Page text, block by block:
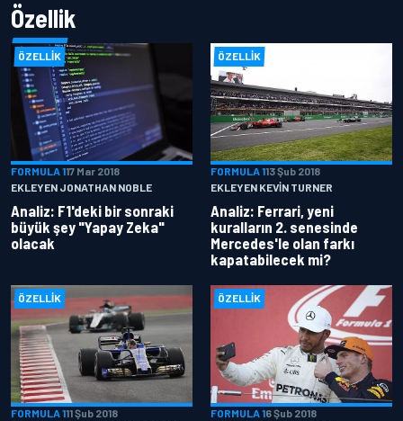
Özellik
ÖZELLIK
FORMULA 117 Mar 2018
EKLEYEN JONATHAN NOBLE
Analiz: F1'deki bir sonraki
büyük şey "Yapay Zeka"
olacak
ÖZELLIK
FORMULA 113 Şub 2018
EKLEYEN KEVIN TURNER
Analiz: Ferrari, yeni
kuralların 2. senesinde
Mercedes'le olan farkı
kapatabilecek mi?
ÖZELLIK
FORMULA 111 Şub 2018
ÖZELLIK
FORMULA 16 Şub 2018